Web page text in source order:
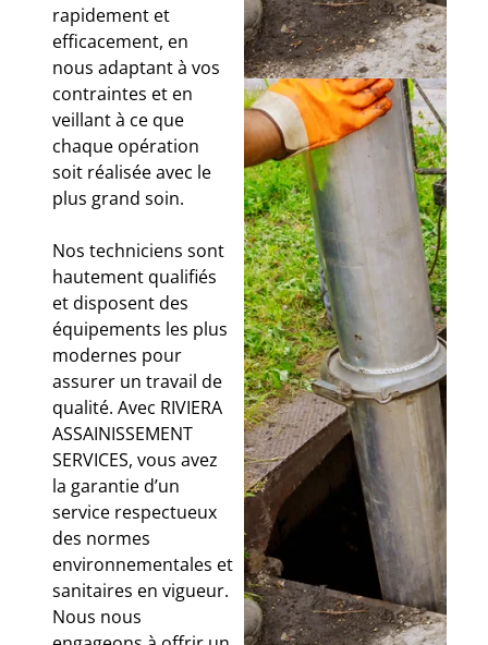
rapidement et
efficacement, en
nous adaptant à vos
contraintes et en
veillant à ce que
chaque opération
soit réalisée avec le
plus grand soin.
Nos techniciens sont
hautement qualifiés
et disposent des
équipements les plus
modernes pour
assurer un travail de
qualité. Avec RIVIERA
ASSAINISSEMENT
SERVICES, vous avez
la garantie d’un
service respectueux
des normes
environnementales et
sanitaires en vigueur.
Nous nous